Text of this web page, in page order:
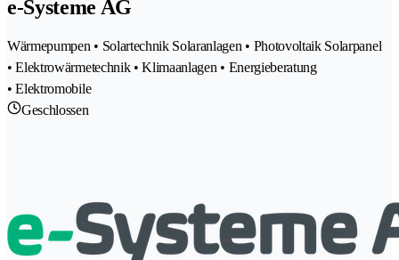
e-Systeme AG
Wärmepumpen • Solartechnik Solaranlagen • Photovoltaik Solarpanel
• Elektrowärmetechnik • Klimaanlagen • Energieberatung
• Elektromobile
Geschlossen